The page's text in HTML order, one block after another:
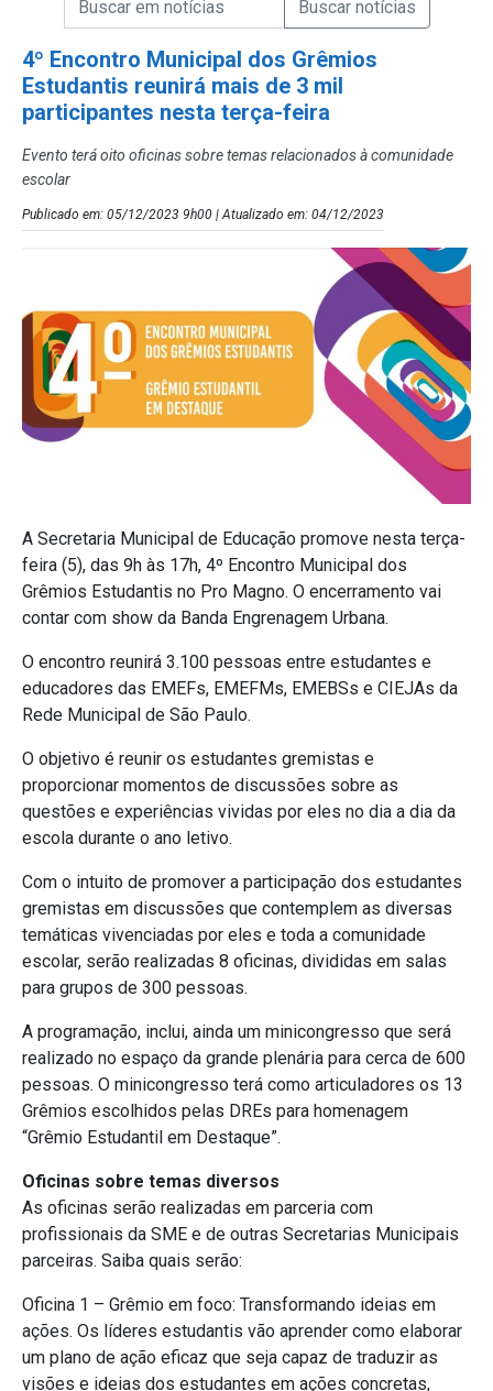
4º Encontro Municipal dos Grêmios
Estudantis reunirá mais de 3 mil
participantes nesta terça-feira
Evento terá oito oficinas sobre temas relacionados à comunidade
escolar
Publicado em: 05/12/2023 9h00 | Atualizado em: 04/12/2023
A Secretaria Municipal de Educação promove nesta terça-
feira (5), das 9h às 17h, 4º Encontro Municipal dos
Grêmios Estudantis no Pro Magno. O encerramento vai
contar com show da Banda Engrenagem Urbana.
O encontro reunirá 3.100 pessoas entre estudantes e
educadores das EMEFs, EMEFMs, EMEBSs e CIEJAs da
Rede Municipal de São Paulo.
O objetivo é reunir os estudantes gremistas e
proporcionar momentos de discussões sobre as
questões e experiências vividas por eles no dia a dia da
escola durante o ano letivo.
Com o intuito de promover a participação dos estudantes
gremistas em discussões que contemplem as diversas
temáticas vivenciadas por eles e toda a comunidade
escolar, serão realizadas 8 oficinas, divididas em salas
para grupos de 300 pessoas.
A programação, inclui, ainda um minicongresso que será
realizado no espaço da grande plenária para cerca de 600
pessoas. O minicongresso terá como articuladores os 13
Grêmios escolhidos pelas DREs para homenagem
“Grêmio Estudantil em Destaque”.
Oficinas sobre temas diversos
As oficinas serão realizadas em parceria com
profissionais da SME e de outras Secretarias Municipais
parceiras. Saiba quais serão:
Oficina 1 – Grêmio em foco: Transformando ideias em
ações. Os líderes estudantis vão aprender como elaborar
um plano de ação eficaz que seja capaz de traduzir as
visões e ideias dos estudantes em ações concretas,